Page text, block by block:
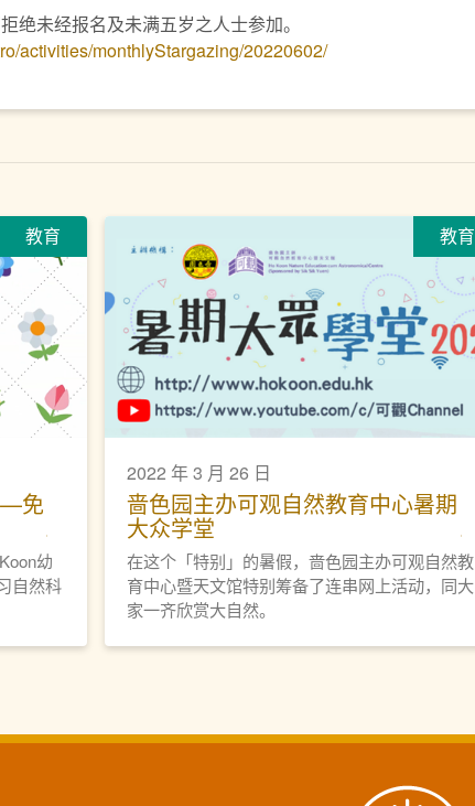
绝未经报名及未满五岁之人士参加。
activities/monthlyStargazing/20220602/
教育
—免
幼
自然科
教育
2022 年 3 月 26 日
啬色园主办可观自然教育中心暑期
大众学堂
在这个「特别」的暑假，啬色园主办可观自然教
育中心暨天文馆特别筹备了连串网上活动，同大
家一齐欣赏大自然。